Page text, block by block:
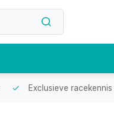
Exclusieve racekennis